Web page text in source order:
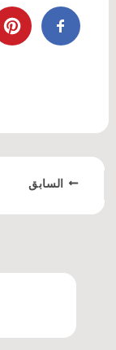
السابق